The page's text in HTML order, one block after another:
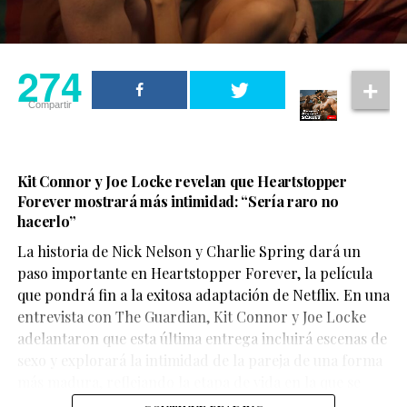
Aunque su participación no ocupa gran parte del
metraje, el actor logra dejar una fuerte impresión. Su
personaje,Sinon, juega un papel clave en la historia y
aporta una mirada profundamente humana sobre las
274
Compartir
Kit Connor y Joe Locke revelan que Heartstopper
Forever mostrará más intimidad: “Sería raro no
hacerlo”
La historia de Nick Nelson y Charlie Spring dará un
paso importante en Heartstopper Forever, la película
que pondrá fin a la exitosa adaptación de Netflix. En una
entrevista con The Guardian, Kit Connor y Joe Locke
adelantaron que esta última entrega incluirá escenas de